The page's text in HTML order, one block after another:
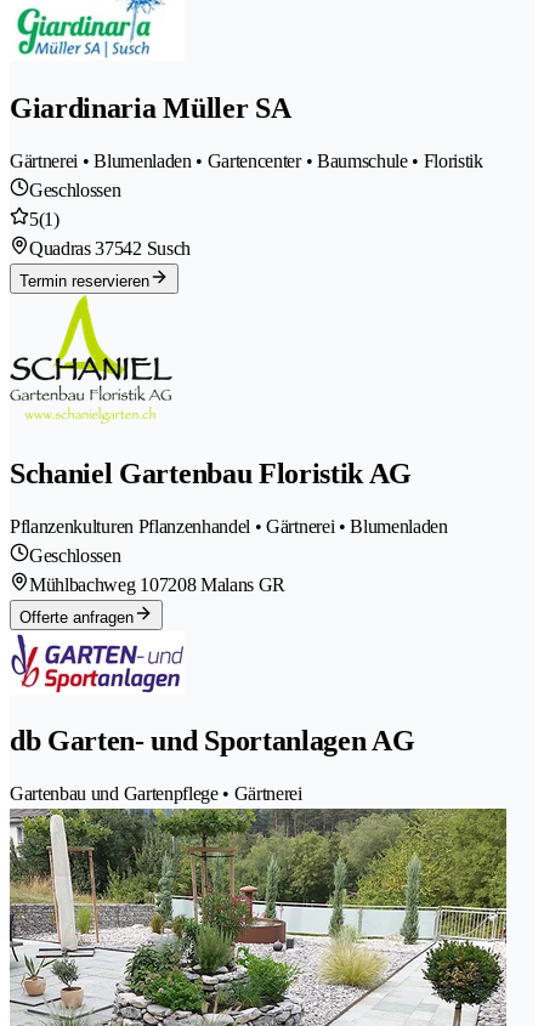
Giardinaria Müller SA
Gärtnerei • Blumenladen • Gartencenter • Baumschule • Floristik
Geschlossen
5(1)
Quadras 37542 Susch
Termin reservieren
Schaniel Gartenbau Floristik AG
Pflanzenkulturen Pflanzenhandel • Gärtnerei • Blumenladen
Geschlossen
Mühlbachweg 107208 Malans GR
Offerte anfragen
db Garten- und Sportanlagen AG
Gartenbau und Gartenpflege • Gärtnerei